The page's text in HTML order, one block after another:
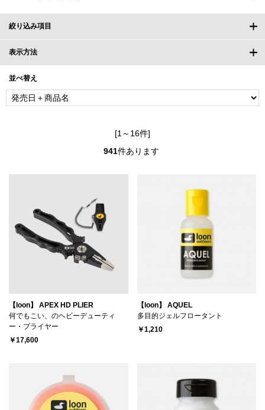
絞り込み項目
表示方法
並べ替え
[1～16件]
941件あります
【loon】 APEX HD PLIER
何でもこい、のヘビーデューティ
ー・プライヤー
￥17,600
【loon】 AQUEL
多目的ジェルフロータント
￥1,210